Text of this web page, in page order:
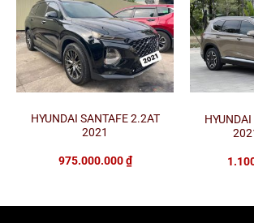
HYUNDAI SANTAFE 2.2AT
2021
975.000.000₫